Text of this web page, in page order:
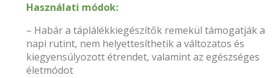
Használati módok:
– Habár a táplálékkiegészítők remekül támogatják a
napi rutint, nem helyettesíthetik a változatos és
kiegyensúlyozott étrendet, valamint az egészséges
életmódot